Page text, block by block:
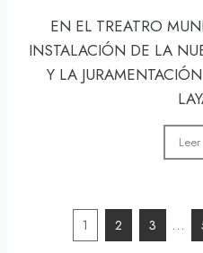
EN EL TREATRO
INSTALACIÓN DE LA
Y LA
1 2 3 …